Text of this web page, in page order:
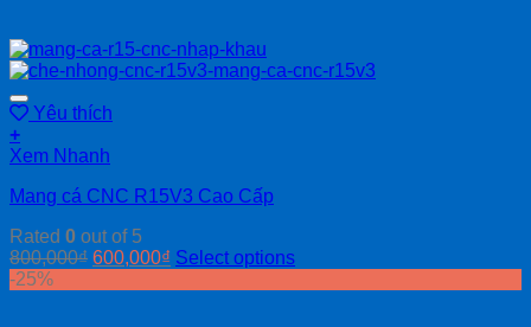
Yêu thích
+
Xem Nhanh
Mang cá CNC R15V3 Cao Cấp
Rated 0 out of 5
800,000₫ 600,000₫ Select options
-25%